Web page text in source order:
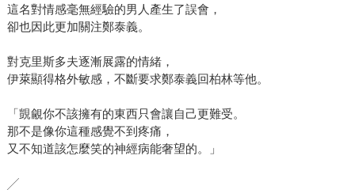
這名對情感毫無經驗的男人產生了誤會，
卻也因此更加關注鄭泰義。
對克里斯多夫逐漸展露的情緒，
伊萊顯得格外敏感，不斷要求鄭泰義回柏林等他。
「覬覦你不該擁有的東西只會讓自己更難受。
那不是像你這種感覺不到疼痛，
又不知道該怎麼笑的神經病能奢望的。」
╱